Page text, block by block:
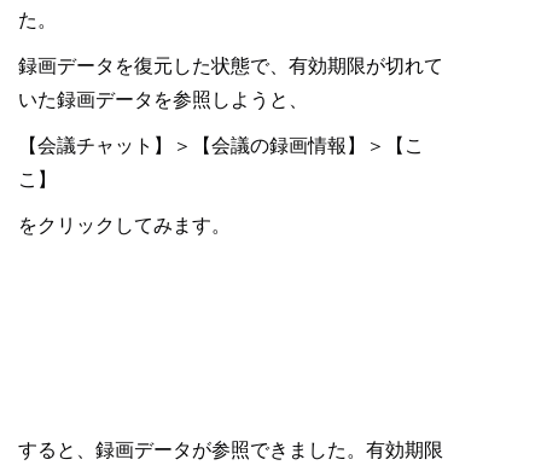
た。
録画データを復元した状態で、有効期限が切れて
いた録画データを参照しようと、
【会議チャット】＞【会議の録画情報】＞【こ
こ】
をクリックしてみます。
すると、録画データが参照できました。有効期限